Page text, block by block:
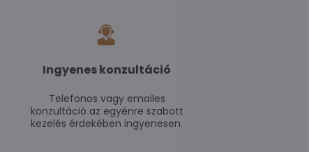
Ingyenes konzultáció
Telefonos vagy emailes
konzultáció az egyénre szabott
kezelés érdekében ingyenesen.